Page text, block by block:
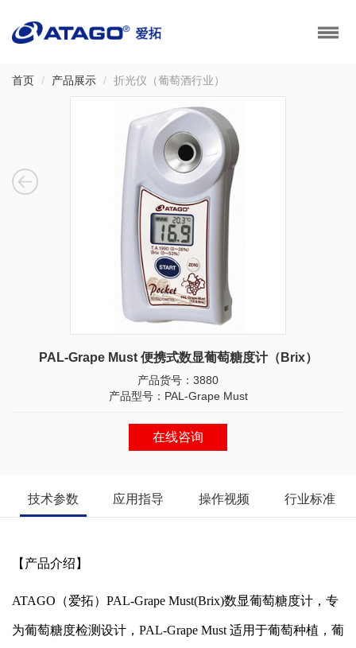
首页 产品展示 折光仪（葡萄酒行业）
PAL-Grape Must 便携式数显葡萄糖度计（Brix）
产品货号：3880
产品型号：PAL-Grape Must
在线咨询
技术参数 应用指导 操作视频 行业标准
【产品介绍】
ATAGO（爱拓） PAL-Grape Must(Brix)数显葡萄糖度计，专
为葡萄糖度检测设计，PAL-Grape Must 适用于葡萄种植，葡